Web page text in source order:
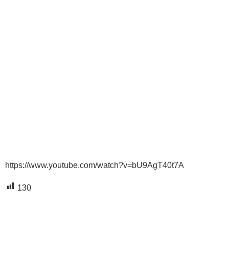
https://www.youtube.com/watch?v=bU9AgT40t7A
130